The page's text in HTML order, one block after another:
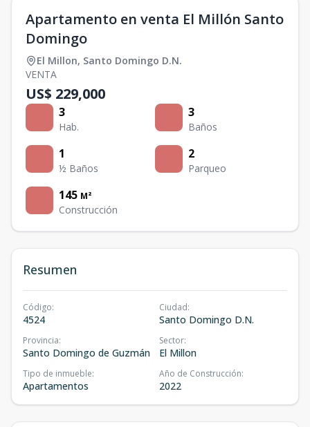
Apartamento en venta El Millón Santo
Domingo
El Millon, Santo Domingo D.N.
VENTA
US$ 229,000
3
Hab.
3
Baños
1
½ Baños
2
Parqueo
145 M²
Construcción
Resumen
Código:
4524
Ciudad:
Santo Domingo D.N.
Provincia:
Santo Domingo de Guzmán
Sector:
El Millon
Tipo de inmueble:
Apartamentos
Año de Construcción:
2022